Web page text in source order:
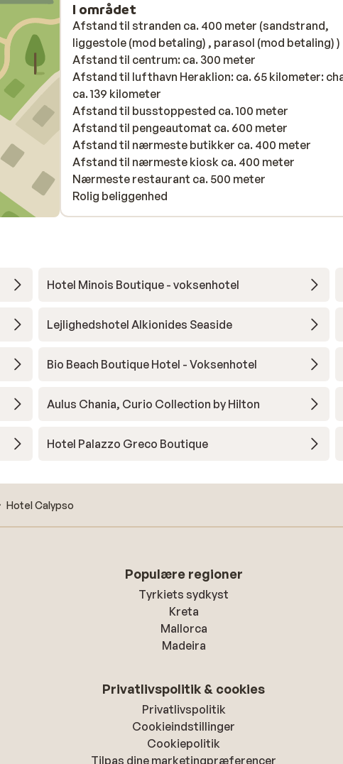
I området
Afstand til stranden ca. 400 meter (sandstrand,
liggestole (mod betaling) , parasol (mod betaling) )
Afstand til centrum: ca. 300 meter
Afstand til lufthavn Heraklion: ca. 65 kilometer:
ca. 139 kilometer
Afstand til busstoppested ca. 100 meter
Afstand til pengeautomat ca. 600 meter
Afstand til nærmeste butikker ca. 400 meter
Afstand til nærmeste kiosk ca. 400 meter
Nærmeste restaurant ca. 500 meter
Rolig beliggenhed
Hotel Minois Boutique - voksenhotel
Lejlighedshotel Alkionides Seaside
Bio Beach Boutique Hotel - Voksenhotel
Aulus Chania, Curio Collection by Hilton
Hotel Palazzo Greco Boutique
Hotel Calypso
Populære regioner
Tyrkiets sydkyst
Kreta
Mallorca
Madeira
Privatlivspolitik & cookies
Privatlivspolitik
Cookieindstillinger
Cookiepolitik
Tilpas dine marketingpræferencer